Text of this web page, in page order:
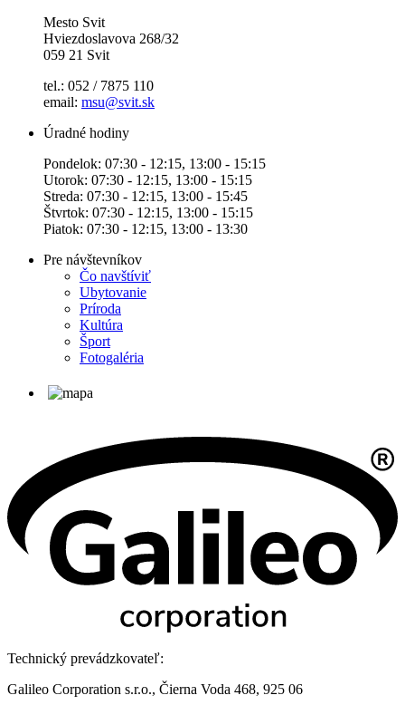
Mesto Svit
Hviezdoslavova 268/32
059 21 Svit
tel.: 052 / 7875 110
email: msu@svit.sk
Úradné hodiny
Pondelok: 07:30 - 12:15, 13:00 - 15:15
Utorok: 07:30 - 12:15, 13:00 - 15:15
Streda: 07:30 - 12:15, 13:00 - 15:45
Štvrtok: 07:30 - 12:15, 13:00 - 15:15
Piatok: 07:30 - 12:15, 13:00 - 13:30
Pre návštevníkov
Čo navštíviť
Ubytovanie
Príroda
Kultúra
Šport
Fotogaléria
Technický prevádzkovateľ:
Galileo Corporation s.r.o., Čierna Voda 468, 925 06